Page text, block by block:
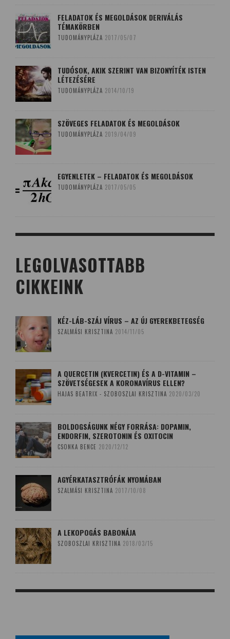
FELADATOK ÉS MEGOLDÁSOK DERIVÁLÁS
TÉMAKÖRBEN
TUDOMÁNYPLÁZA 2017/05/07
TUDÓSOK, AKIK SZERINT VAN BIZONYÍTÉK ISTEN
LÉTEZÉSÉRE
TUDOMÁNYPLÁZA 2014/10/19
SZÖVEGES FELADATOK ÉS MEGOLDÁSOK
TUDOMÁNYPLÁZA 2019/04/09
EGYENLETEK – FELADATOK ÉS MEGOLDÁSOK
TUDOMÁNYPLÁZA 2017/05/05
LEGOLVASOTTABB
CIKKEINK
KÉZ-LÁB-SZÁJ VÍRUS – AZ ÚJ GYEREKBETEGSÉG
SZALMÁSI KRISZTINA 2014/11/05
A QUERCETIN (KVERCETIN) ÉS A D-VITAMIN –
SZÖVETSÉGESEK A KORONAVÍRUS ELLEN?
HAJAS BEATRIX - SZOBOSZLAI KRISZTINA 2020/03/20
BOLDOGSÁGUNK NÉGY FORRÁSA: DOPAMIN,
ENDORFIN, SZEROTONIN ÉS OXITOCIN
CSONKA BENCE 2020/12/12
AGYÉRKATASZTRÓFÁK NYOMÁBAN
SZALMÁSI KRISZTINA 2017/10/08
A LEKOPOGÁS BABONÁJA
SZOBOSZLAI KRISZTINA 2018/03/15